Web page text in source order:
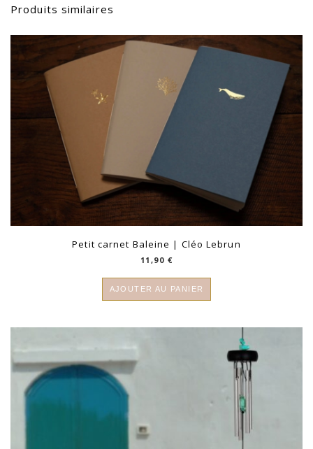
Produits similaires
Petit carnet Baleine | Cléo Lebrun
11,90 €
AJOUTER AU PANIER